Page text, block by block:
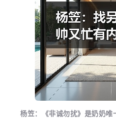
杨笠：《非诚勿扰》是奶奶